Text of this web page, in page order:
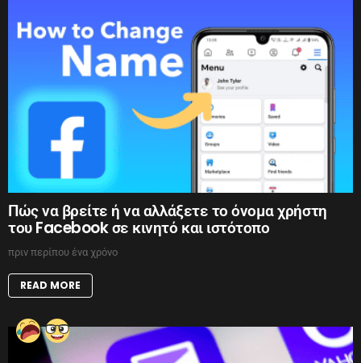
Πώς να βρείτε ή να αλλάξετε το όνομα χρήστη
του Facebook σε κινητό και ιστότοπο
πριν περίπου ένα χρόνο
READ MORE